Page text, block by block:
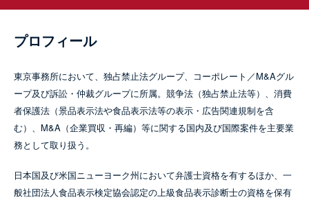
プロフィール
東京事務所において、独占禁止法グループ、コーポレート／M&Aグル
ープ及び訴訟・仲裁グループに所属。競争法（独占禁止法等）、消費
者保護法（景品表示法や食品表示法等の表示・広告関連規制を含
む）、M&A（企業買収・再編）等に関する国内及び国際案件を主要業
務として取り扱う。
日本国及び米国ニューヨーク州において弁護士資格を有するほか、一
般社団法人食品表示検定協会認定の上級食品表示診断士の資格を保有